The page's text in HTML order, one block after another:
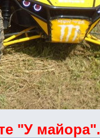
"У майора".